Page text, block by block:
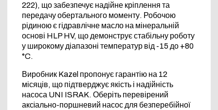
222), що забезпечує надійне кріплення та
передачу обертального моменту. Робочою
рідиною є гідравлічне масло на мінеральній
основі HLP HV, що демонструє стабільну роботу
у широкому діапазоні температур від -15 до +80
°C.
Виробник Kazel пропонує гарантію на 12
місяців, що підтверджує якість і надійність
насоса UNI ISRAK. Оберіть перевірений
аксiально-поршневий насос для безперебійної